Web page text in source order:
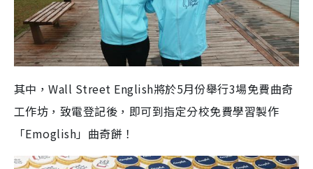
其中，Wall Street English將於5月份舉行3場免費曲奇
工作坊，致電登記後，即可到指定分校免費學習製作
「Emoglish」曲奇餅！